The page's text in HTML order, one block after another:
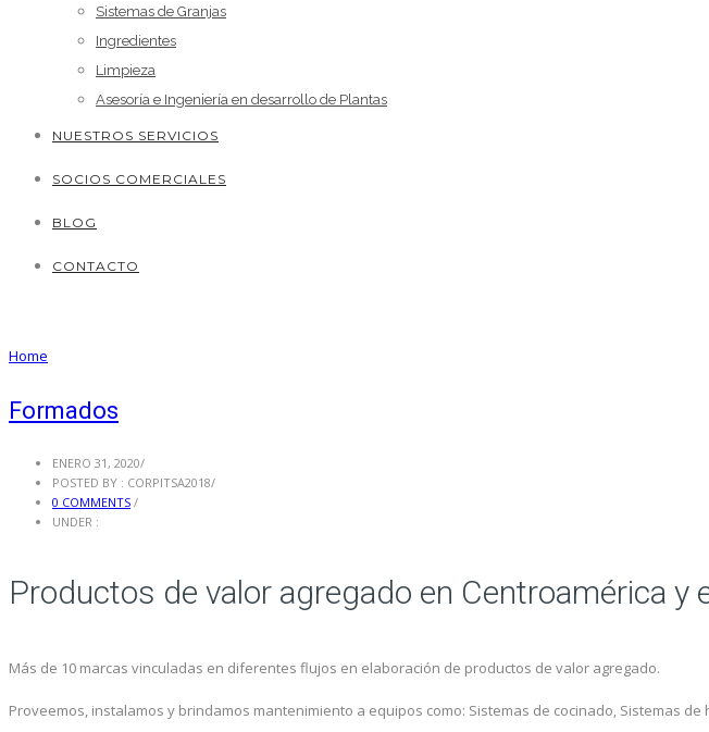
Sistemas de Granjas
Ingredientes
Limpieza
Asesoría e Ingeniería en desarrollo de Plantas
NUESTROS SERVICIOS
SOCIOS COMERCIALES
BLOG
CONTACTO
Home
Formados
ENERO 31, 2020/
POSTED BY : CORPITSA2018/
0 COMMENTS /
UNDER :
Productos de valor agregado en Centroamérica y
Más de 10 marcas vinculadas en diferentes flujos en elaboración de productos de valor agregado.
Proveemos, instalamos y brindamos mantenimiento a equipos como: Sistemas de cocinado, Sistemas